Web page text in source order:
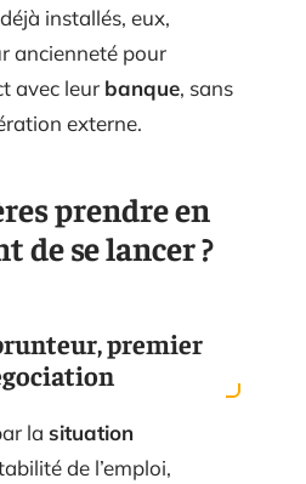
installés, eux,
ancienneté pour
avec leur banque, sans
externe.
prendre en
de se lancer ?
premier
la situation
de l’emploi,